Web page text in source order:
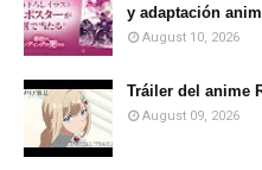
y adaptación
August 10, 2026
Tráiler del anime
August 09, 2026